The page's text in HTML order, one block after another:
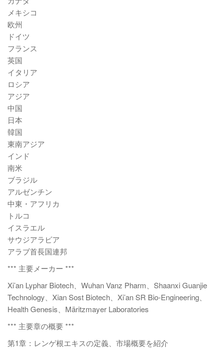
メキシコ
欧州
ドイツ
フランス
英国
イタリア
ロシア
アジア
中国
日本
韓国
東南アジア
インド
南米
ブラジル
アルゼンチン
中東・アフリカ
トルコ
イスラエル
サウジアラビア
アラブ首長国連邦
*** 主要メーカー ***
Xi’an Lyphar Biotech、Wuhan Vanz Pharm、Shaanxi Guanjie
Technology、Xian Sost Biotech、Xi’an SR Bio-Engineering、
Health Genesis、Märitzmayer Laboratories
*** 主要章の概要 ***
第1章：レンゲ根エキスの定義、市場概要を紹介